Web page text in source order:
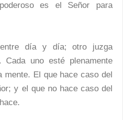
es el Señor para
día y día; otro juzga
uno esté plenamente
mente. El que hace caso del
y el que no hace caso del